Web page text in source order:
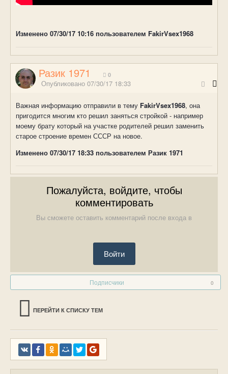
Изменено 07/30/17 10:16 пользователем FakirVsex1968
Разик 1971 0
Опубликовано 07/30/17 18:33
Важная информацию отправили в тему FakirVsex1968, она
пригодится многим кто решил заняться стройкой - например
моему брату который на участке родителей решил заменить
старое строение времен СССР на новое.
Изменено 07/30/17 18:33 пользователем Разик 1971
Пожалуйста, войдите, чтобы
комментировать
Вы сможете оставить комментарий после входа в
Войти
Подписчики 0
ПЕРЕЙТИ К СПИСКУ ТЕМ